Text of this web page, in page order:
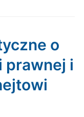
o
prawnej i